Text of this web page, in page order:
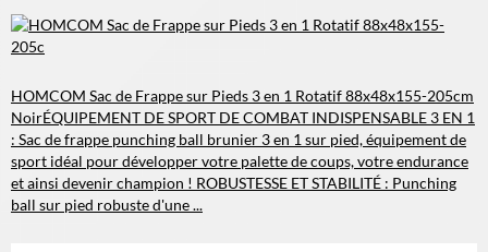
HOMCOM Sac de Frappe sur Pieds 3 en 1 Rotatif 88x48x155-205cm
NoirÉQUIPEMENT DE SPORT DE COMBAT INDISPENSABLE 3 EN 1
: Sac de frappe punching ball brunier 3 en 1 sur pied, équipement de
sport idéal pour développer votre palette de coups, votre endurance
et ainsi devenir champion ! ROBUSTESSE ET STABILITÉ : Punching
ball sur pied robuste d'une ...